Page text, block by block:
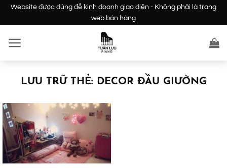
dung
Website được dùng để kinh doanh giao diện - Không phải là trang
web bán hàng
LƯU TRỮ THẺ: DECOR ĐẦU GIƯỜNG